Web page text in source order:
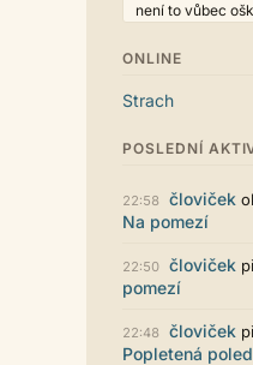
není to vůbec
Už i počet
reklama co
myslím také už v
Líbí se mi
vzhledu. Na
jsou sice mezi
určitě to půjde
stylem... Celkově
puero 29.07. 11:53
ONLINE
Strach
POSLEDNÍ
22:58 človiček
Na pomezí
22:50 človiček
pomezí
22:48 človiček
Popletená